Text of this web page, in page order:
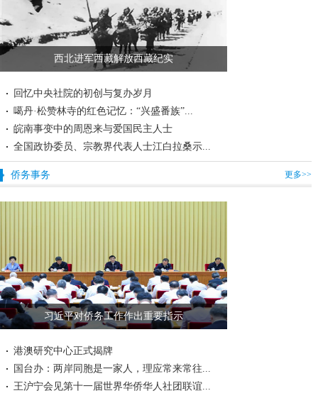
西北进军西藏解放西藏纪实
回忆中央社院的初创与复办岁月
噶丹·松赞林寺的红色记忆：“兴盛番族”...
皖南事变中的周恩来与爱国民主人士
全国政协委员、宗教界代表人士江白拉桑示...
侨务事务 更多>>
习近平对侨务工作作出重要指示
港澳研究中心正式揭牌
国台办：两岸同胞是一家人，理应常来常往...
王沪宁会见第十一届世界华侨华人社团联谊...